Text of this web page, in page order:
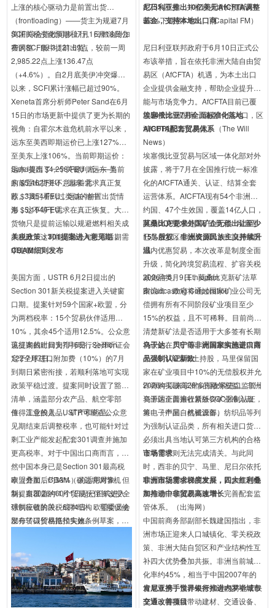
上涨的核心驱动力是前置出货
（frontloading）——货主为规避7月
美国关税变化预期和7月1日燃油附加
费调整，集中提前出货。
SCFI综合指数同步上行。6月18日公
布的SCFI报 3,121.69点，较前一周
2,985.22点上涨136.47点
（+4.6%）。自2月底美伊冲突爆发
以来，SCFI累计涨幅已超过90%。
Xeneta首席分析师Peter Sand在6月
15日的市场更新中提供了更为长期的
视角：自霍尔木兹危机前水平以来，
远东至美西即期运价已上涨127%，
至美东上涨106%。当前即期运价：
远东-美西 $4,258/FEU，远东-美
东 $5,462/FEU，远东-北
欧 $3,854/FEU，远东-地中
海 $5,194/FEU。
Sand提出了一个关键判断——当前
的前置出货并不意味着需求真正复
苏。"我们看到过类似的前置出货情
形，这不等于需求在真正恢复。大量
货物只是提前运输以规避燃料相关成
本上升，这可能导致今年旺季后期需
求走软。"
关税政策：301提案进入意见期，
CBAM细则发布
美国方面，USTR 6月2日提出的
Section 301新关税提案进入关键窗
口期。提案针对59个国家+欧盟，分
为两档税率：15个贸易伙伴适用
10%，其余45个适用12.5%。公众意
见征询截止日为7月6日，公开听证会
定于7月7日。
该提案的时间安排与现行Section
122全球进口附加费（10%）的7月
到期日紧密衔接，若顺利落地可实现
政策平稳过渡。提案同时设置了豁免
清单，涵盖部分农产品、航空零部
件、工业投入品、矿产和药品。
值得注意的是，USTR可能在公众意
见期结束后调整税率，也可能针对过
剩工业产能发起配套301调查并施加
更高税率。对于中国出口商而言，虽
然中国本身已是Section 301最高税
率（叠加后约33%）的适用对象，但
新提案覆盖的60个贸易伙伴将改变全
球供应链的关税成本结构，可能促使
部分转口贸易路径失效。
欧盟方面，CBAM（碳边境调节机
制）自2026年1月1日起已正式进入
强制征收阶段。6月4日，欧盟委员会
发布了碳价格抵扣实施条例草案，明
铝、水泥、化肥、电力和氢能出口商
影响深远——未能提供有效碳价证明
的企业将面临含"惩罚性溢价"的默认
值核算。
8.75%不变，并将经济增长预测从
5.3%下调至4.9%。（Capital FM）
尼日利亚推出10亿美元AfCFTA调整
基金，支持本地出口商
尼日利亚联邦政府于6月10日正式公
布该举措，旨在依托非洲大陆自由贸
易区（AfCFTA）机遇，为本土出口
企业提供金融支持，帮助企业提升产
能与市场竞争力。AfCFTA目前已覆
盖54个非洲国家，涵盖14亿人口，区
域GDP超3万亿美元。（The Will
News）
埃塞俄比亚7月全面标准化落地
AfCFTA配套贸易体系
埃塞俄比亚贸易与区域一体化部对外
披露，将于7月在全国推行统一标准
化的AfCFTA通关、认证、结算全套
运营体系。AfCFTA现有54个非洲签
约国、47个生效国，覆盖14亿人口，
区域GDP总量超3万亿美元。埃塞早
已是自贸区生效成员国，长期开展区
域内优惠贸易，本次改革是制度全面
升级，简化跨境贸易流程、扩容关税
减免品类。（Ethiopian
Broadcasting Corporation）
莫桑比克要求外国矿企无偿出让至少
15%股权，非洲资源民族主义持续升
温
2026年6月9日，莫桑比克新矿法草
案流出，政府将通过国家矿业公司无
偿拥有所有不同阶段矿业项目至少
15%的权益，且不可稀释。目前尚不
清楚新矿法是否适用于大多签有长期
协议的在产矿山。此前加纳已要求露
天采矿100%本土持股，马里保留国
家在矿业项目中10%的无偿股权并允
许再购买最高20%的额外权益。非洲
资源国正普遍收紧外资矿业准入政
策。（中国自然资源部）
乌干达、贝宁等非洲国家实施进口商
品强制认证新政
2026年以来非洲多国收紧进口监管：
乌干达全面推行新版COC强制认证，
将电子产品、机械设备、纺织品等列
为强制认证品类，所有相关进口货物
必须出具当地认可第三方机构的合格
证书，否则无法完成清关。与此同
时，西非的贝宁、马里、尼日尔依托
联合国贸发会议的支持，同步推进电
商与进口领域政策改革，完善配套监
管体系。（出海网）
市场需求
非洲市场需求梯度发展，四大红利叠
加推动中非贸易高速增长
中国前商务部副部长魏建国指出，非
洲市场正迎来人口城镇化、零关税政
策、非洲大陆自贸区和产业结构性互
补四大优势叠加共振。非洲当前城镇
化率约45%，相当于中国2007年的
发展水平，预计未来10年仍将处于快
车道，将持续带动建材、交通设备、
肯尼亚携手世界银行推进内罗毕城市
交通改善项目